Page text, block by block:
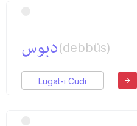
دبوس(debbüs)
Lugat-ı Cudi